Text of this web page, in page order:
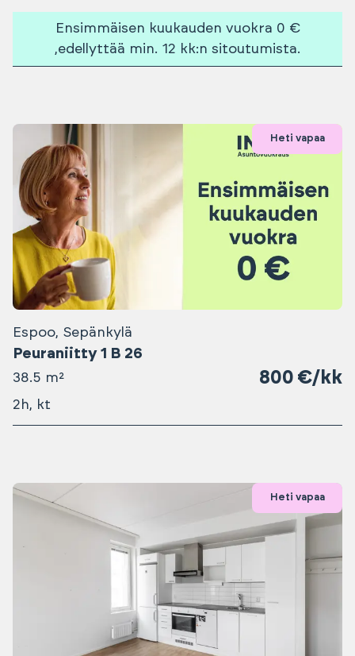
Ensimmäisen kuukauden vuokra 0 €
,edellyttää min. 12 kk:n sitoutumista.
Heti vapaa
Espoo, Sepänkylä
Peuraniitty 1 B 26
38.5 m² 800 €/kk
2h, kt
Heti vapaa